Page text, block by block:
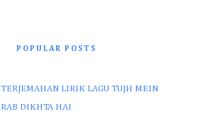
POPULAR POSTS
TERJEMAHAN LIRIK LAGU TUJH MEIN
RAB DIKHTA HAI